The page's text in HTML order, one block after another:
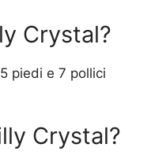
Crystal?
piedi e 7 pollici
Crystal?